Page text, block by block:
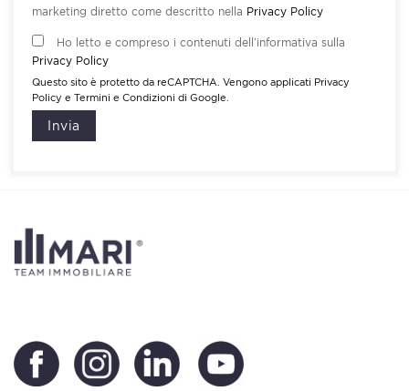
marketing diretto come descritto nella Privacy Policy
Ho letto e compreso i contenuti dell’informativa sulla
Privacy Policy
Questo sito è protetto da reCAPTCHA. Vengono applicati Privacy
Policy e Termini e Condizioni di Google.
Invia